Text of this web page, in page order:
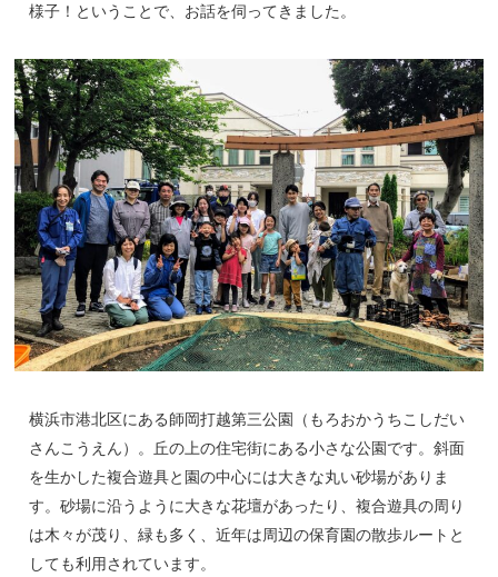
様子！ということで、お話を伺ってきました。
横浜市港北区にある師岡打越第三公園（もろおかうちこしだい
さんこうえん）。丘の上の住宅街にある小さな公園です。斜面
を生かした複合遊具と園の中心には大きな丸い砂場がありま
す。砂場に沿うように大きな花壇があったり、複合遊具の周り
は木々が茂り、緑も多く、近年は周辺の保育園の散歩ルートと
しても利用されています。